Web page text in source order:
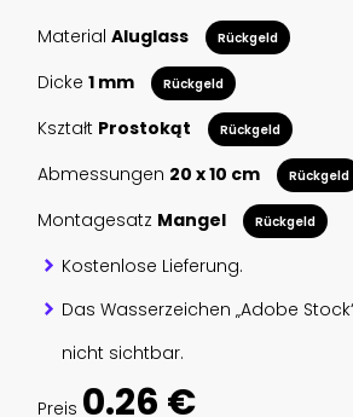
Material Aluglass Rückgeld
Dicke 1 mm Rückgeld
Kształt Prostokąt Rückgeld
Abmessungen 20 x 10 cm Rückgeld
Montagesatz Mangel Rückgeld
Kostenlose Lieferung.
Das Wasserzeichen „Adobe
nicht sichtbar.
Preis 0.26 €